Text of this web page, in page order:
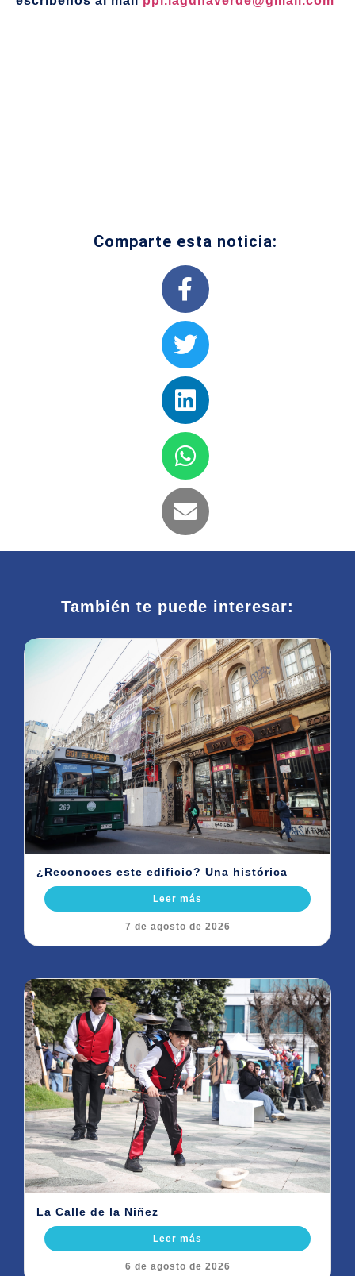
Comparte esta noticia:
También te puede interesar:
¿Reconoces este edificio? Una histórica
Leer más
7 de agosto de 2026
La Calle de la Niñez
Leer más
6 de agosto de 2026